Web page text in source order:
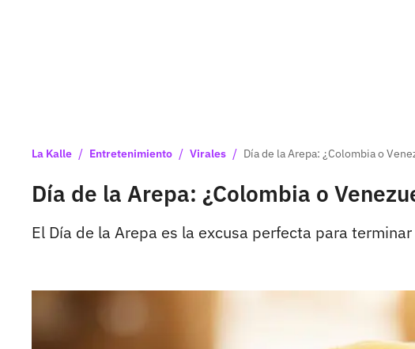
La Kalle / Entretenimiento / Virales / Día de la Arepa: ¿Colombia o
Día de la Arepa: ¿Colombia o
El Día de la Arepa es la excusa perfecta para